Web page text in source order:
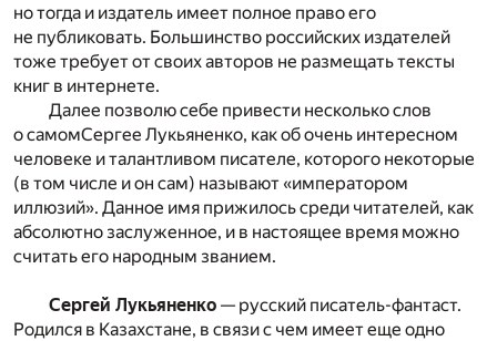
но тогда и издатель имеет полное право его
не публиковать. Большинство российских издателей
тоже требует от своих авторов не размещать тексты
книг в интернете.
Далее позволю себе привести несколько слов
о самомСергее Лукьяненко, как об очень интересном
человеке и талантливом писателе, которого некоторые
(в том числе и он сам) называют «императором
иллюзий». Данное имя прижилось среди читателей, как
абсолютно заслуженное, и в настоящее время можно
считать его народным званием.
Сергей Лукьяненко — русский писатель-фантаст.
Родился в Казахстане, в связи с чем имеет еще одно